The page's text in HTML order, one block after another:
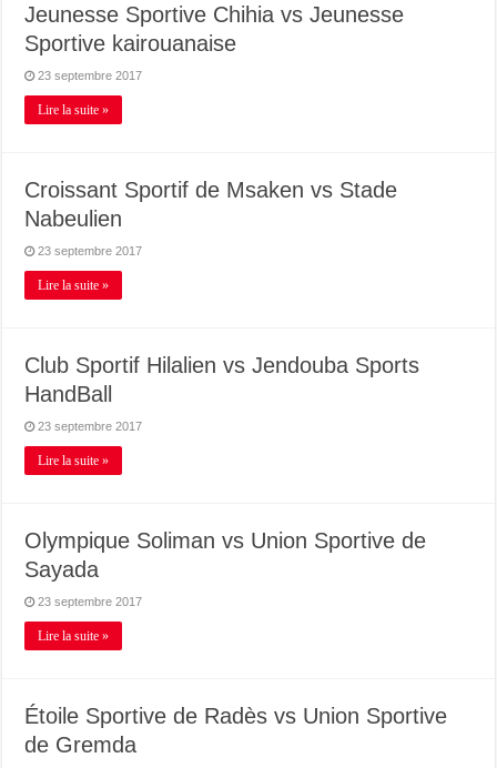
Jeunesse Sportive Chihia vs Jeunesse
Sportive kairouanaise
23 septembre 2017
Lire la suite »
Croissant Sportif de Msaken vs Stade
Nabeulien
23 septembre 2017
Lire la suite »
Club Sportif Hilalien vs Jendouba Sports
HandBall
23 septembre 2017
Lire la suite »
Olympique Soliman vs Union Sportive de
Sayada
23 septembre 2017
Lire la suite »
Étoile Sportive de Radès vs Union Sportive
de Gremda